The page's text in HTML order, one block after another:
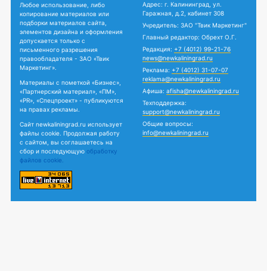
Любое использование, либо
копирование материалов или
подборки материалов сайта,
элементов дизайна и оформления
допускается только с
письменного разрешения
правообладателя - ЗАО «Твик
Маркетинг».
Материалы с пометкой «Бизнес»,
«Партнерский материал», «ПМ»,
«PR», «Спецпроект» - публикуются
на правах рекламы.
Сайт newkaliningrad.ru использует
файлы cookie. Продолжая работу
с сайтом, вы соглашаетесь на
сбор и последующую обработку
файлов cookie.
Адрес: г. Калининград, ул.
Гаражная, д.2, кабинет 308
Учредитель: ЗАО "Твик Маркетинг"
Главный редактор: Обрехт О.Г.
Редакция: +7 (4012) 99-21-76
news@newkaliningrad.ru
Реклама: +7 (4012) 31-07-07
reklama@newkaliningrad.ru
Афиша: afisha@newkaliningrad.ru
Техподдержка:
support@newkaliningrad.ru
Общие вопросы:
info@newkaliningrad.ru